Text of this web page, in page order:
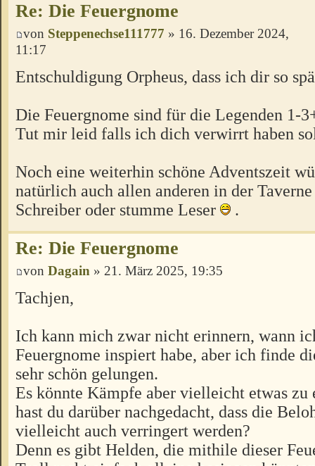
Re: Die Feuergnome
von Steppenechse111777 » 16. Dezember 2024,
11:17
Entschuldigung Orpheus, dass ich dir so
Die Feuergnome sind für die Legenden 1-
Tut mir leid falls ich dich verwirrt haben
Noch eine weiterhin schöne Adventszeit
natürlich auch allen anderen in der
Schreiber oder stumme Leser
.
Re: Die Feuergnome
von Dagain » 21. März 2025, 19:35
Tachjen,
Ich kann mich zwar nicht erinnern, wann
Feuergnome inspiert habe, aber ich finde
sehr schön gelungen.
Es könnte Kämpfe aber vielleicht etwas zu
hast du darüber nachgedacht, dass die
vielleicht auch verringert werden?
Denn es gibt Helden, die mithile dieser